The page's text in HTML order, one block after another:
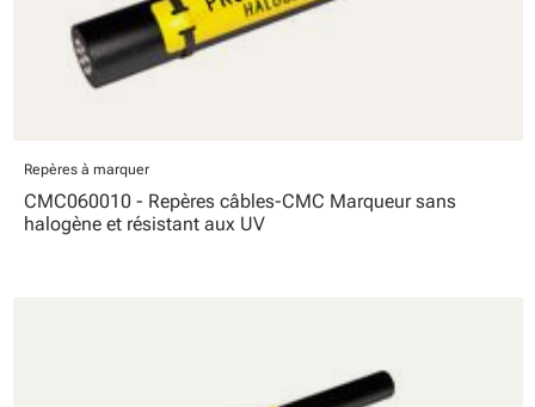
Repères à marquer
CMC060010 - Repères câbles-CMC Marqueur sans
halogène et résistant aux UV